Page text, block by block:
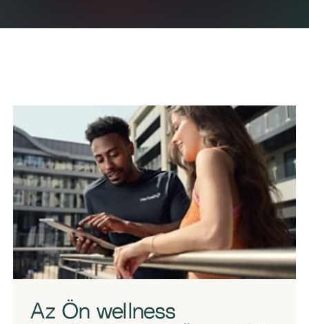
Coach client tablet
Az Ön wellness